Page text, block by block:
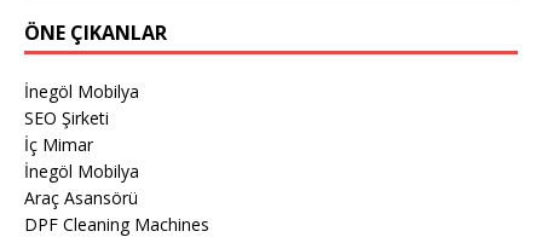
ÖNE ÇIKANLAR
İnegöl Mobilya
SEO Şirketi
İç Mimar
İnegöl Mobilya
Araç Asansörü
DPF Cleaning Machines